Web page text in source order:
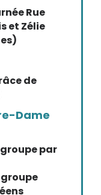
Rue
et Zélie
de
Dame
par
groupe